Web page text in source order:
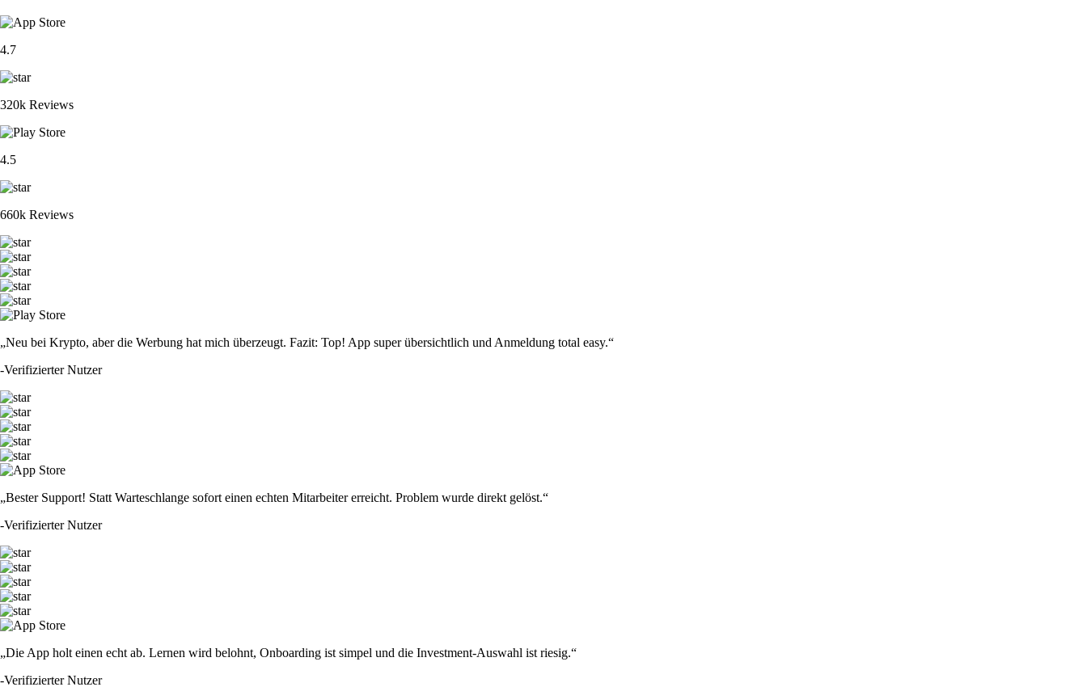
4.7
320k Reviews
4.5
660k Reviews
„Neu bei Krypto, aber die Werbung hat mich überzeugt. Fazit: Top! App super übersichtlich und Anmeldung total easy.“
-Verifizierter Nutzer
„Bester Support! Statt Warteschlange sofort einen echten Mitarbeiter erreicht. Problem wurde direkt gelöst.“
-Verifizierter Nutzer
„Die App holt einen echt ab. Lernen wird belohnt, Onboarding ist simpel und die Investment-Auswahl ist riesig.“
-Verifizierter Nutzer